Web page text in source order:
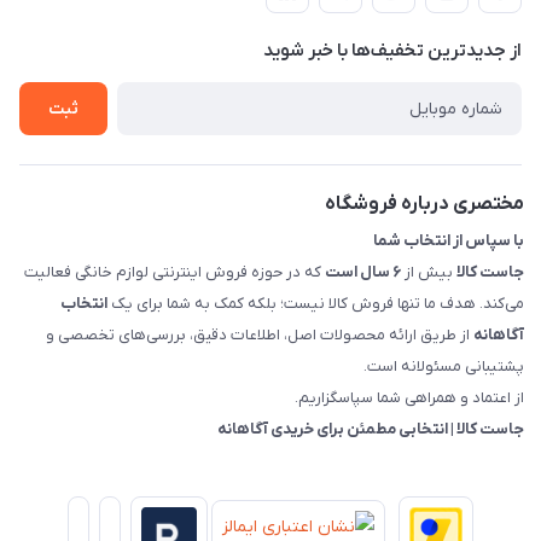
هماهنگی"
تماس با ما
پرسش های شما
شرایط و ضوابط گارانتی
روش های بازگرداندن کالا
از جدید‌ترین تخفیف‌ها با‌ خبر شوید
ثبت
مختصری درباره فروشگاه
با سپاس از انتخاب شما
جاست کالا بیش از ۶ سال است
که در حوزه فروش اینترنتی لوازم خانگی فعالیت
می‌کند. هدف ما تنها فروش کالا نیست؛ بلکه کمک به شما برای یک انتخاب
آگاهانه از طریق ارائه محصولات اصل، اطلاعات دقیق، بررسی‌های تخصصی و
پشتیبانی مسئولانه است.
از اعتماد و همراهی شما سپاسگزاریم.
جاست کالا | انتخابی مطمئن برای خریدی آگاهانه